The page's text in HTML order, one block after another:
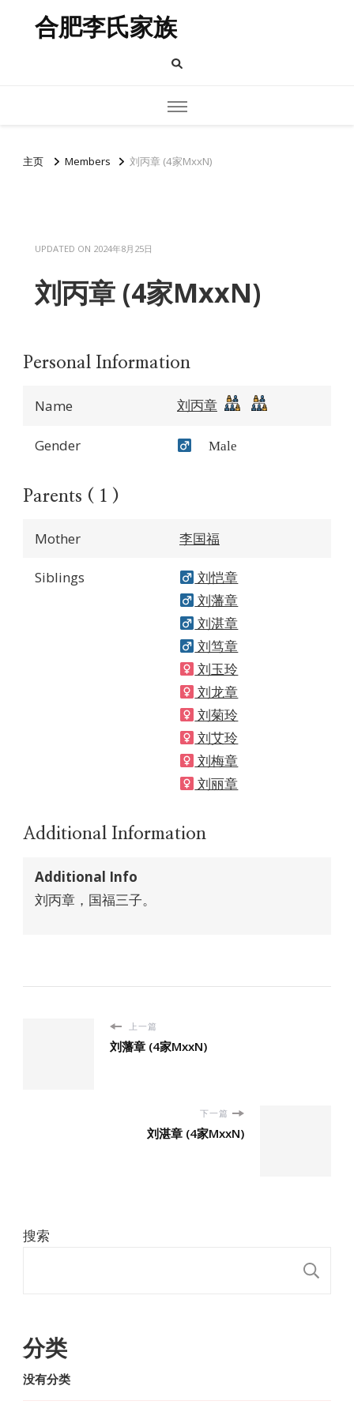
合肥李氏家族
主页 Members 刘丙章 (4家MxxN)
UPDATED ON 2024年8月25日
刘丙章 (4家MxxN)
Personal Information
Name 刘丙章
Gender Male
Parents ( 1 )
Mother 李国福
Siblings
刘恺章
刘藩章
刘湛章
刘笃章
刘玉玲
刘龙章
刘菊玲
刘艾玲
刘梅章
刘丽章
Additional Information
Additional Info
刘丙章，国福三子。
上一篇
刘藩章 (4家MxxN)
下一篇
刘湛章 (4家MxxN)
搜索
分类
没有分类